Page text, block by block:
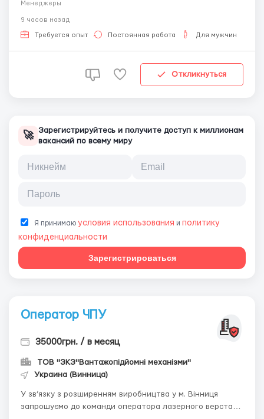
менеджера. Основні обов’язки: оформлення та супровід
замовлень; ведення документообігу комп...
Менеджеры
9 часов назад
Требуется опыт Постоянная работа Для мужчин
Откликнуться
🚀 Зарегистрируйтесь и получите доступ к миллионам
вакансий по всему миру
Я принимаю условия использования и политику
конфиденциальности
Зарегистрироваться
Оператор ЧПУ
35000грн. / в месяц
ТОВ "ЗКЗ"Вантажопідйомні механізми"
Украина (Винница)
У зв’язку з розширенням виробництва у м. Вінниця
запрошуємо до команди оператора лазерного верстата